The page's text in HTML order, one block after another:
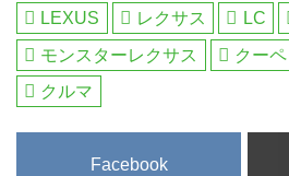
LEXUS レクサス LC
モンスターレクサス
クーペ
クルマ
Facebook